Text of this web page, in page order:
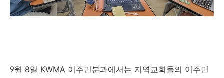
9월 8일 KWMA 이주민분과에서는 지역교회들의 이주민